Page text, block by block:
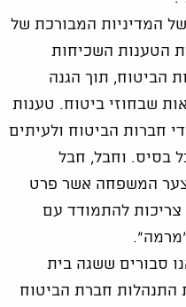
המדיניות המבורכת של
הטענות השכיחות
הביטוח, תוך הגנה
שבחוזי ביטוח. טענות
חברות הביטוח ולעיתים
בסיס. וחבל, חבל
צער המשפחה אשר פרט
להתמודד עם
סבורים ששגה בית
חברת הביטוח